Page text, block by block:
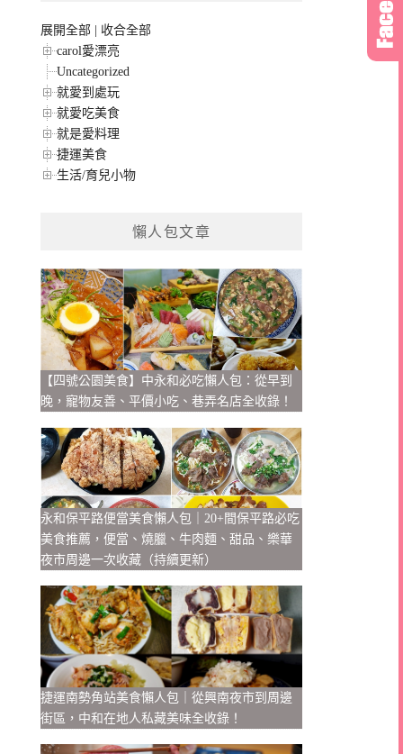
展開全部 | 收合全部
carol愛漂亮
Uncategorized
就愛到處玩
就愛吃美食
就是愛料理
捷運美食
生活/育兒小物
懶人包文章
【四號公園美食】中永和必吃懶人包：從早到
晚，寵物友善、平價小吃、巷弄名店全收錄！
永和保平路便當美食懶人包｜20+間保平路必吃
美食推薦，便當、燒臘、牛肉麵、甜品、樂華
夜市周邊一次收藏（持續更新）
捷運南勢角站美食懶人包｜從興南夜市到周邊
街區，中和在地人私藏美味全收錄！